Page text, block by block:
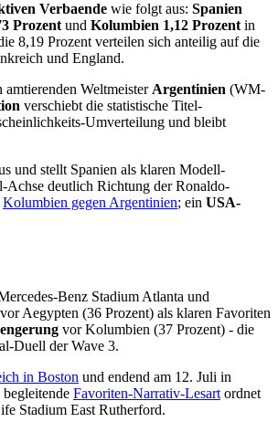
Verbaende wie folgt aus: Spanien
Prozent und Kolumbien 1,12 Prozent in
8,19 Prozent verteilen sich anteilig auf die
und England.
Weltmeister Argentinien (WM-
verschiebt die statistische Titel-
Umverteilung und bleibt
und stellt Spanien als klaren Modell-
Achse deutlich Richtung der Ronaldo-
Kolumbien gegen Argentinien; ein USA-
Benz Stadium Atlanta und
vor Aegypten (36 Prozent) als klaren Favoriten
vor Kolumbien (37 Prozent) - die
Duell der Wave 3.
in Boston und endend am 12. Juli in
begleitende Favoriten-Narrativ-Lesart ordnet
Stadium East Rutherford.